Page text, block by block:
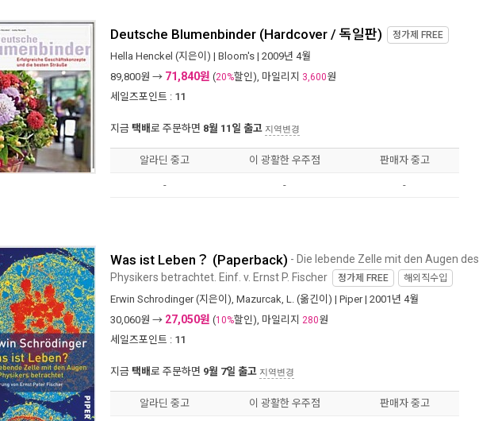
Deutsche Blumenbinder (Hardcover / 독일판) 정가제 FREE
Hella Henckel (지은이) | Bloom's | 2009년 4월
89,800원 → 71,840원 (20%할인), 마일리지 3,600원
세일즈포인트 : 11
지금 택배로 주문하면 8월 11일 출고 지역변경
알라딘 중고 이 광활한 우주점 판매자 중고
- - -
Was ist Leben？ (Paperback) - Die lebende Zelle mit den Augen des
Physikers betrachtet. Einf. v. Ernst P. Fischer 정가제 FREE 해외직수입
Erwin Schrodinger(지은이), Mazurcak, L. (옮긴이) | Piper| 2001년 4월
30,060원 → 27,050원 (10%할인), 마일리지 280원
세일즈포인트 : 11
지금 택배로 주문하면 9월 7일 출고 지역변경
알라딘 중고 이 광활한 우주점 판매자 중고